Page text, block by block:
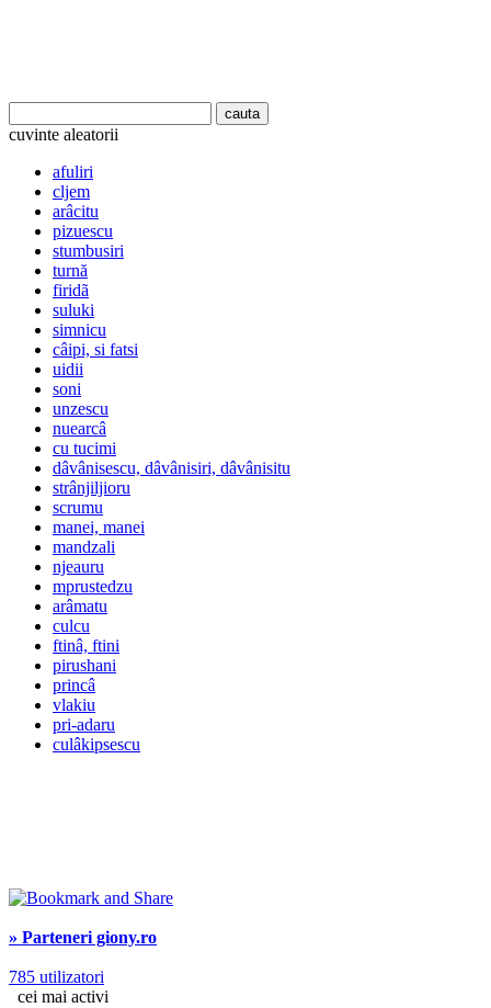
cuvinte aleatorii
afuliri
cljem
arâcitu
pizuescu
stumbusiri
turnă
firidã
suluki
simnicu
câipi, si fatsi
uidii
soni
unzescu
nuearcâ
cu tucimi
dâvânisescu, dâvânisiri, dâvânisitu
strânjiljioru
scrumu
manei, manei
mandzali
njeauru
mprustedzu
arâmatu
culcu
ftinâ, ftini
pirushani
princâ
vlakiu
pri-adaru
culâkipsescu
» Parteneri giony.ro
785 utilizatori
cei mai activi